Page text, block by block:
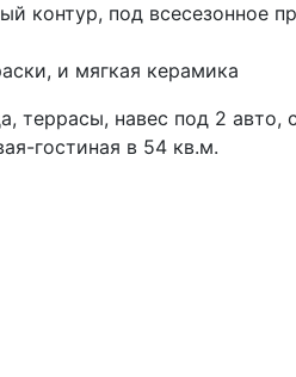
контур, под всесезонное
и мягкая керамика
навес под 2 авто,
гостиная в 54 кв.м.